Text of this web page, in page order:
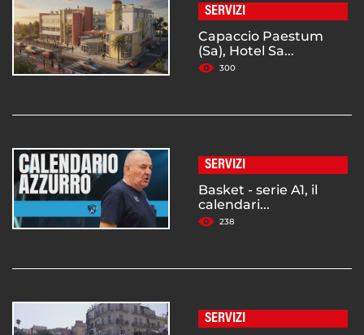
SERVIZI
Capaccio Paestum
(Sa), Hotel Sa...
300
SERVIZI
Basket - serie A1, il
calendari...
238
SERVIZI